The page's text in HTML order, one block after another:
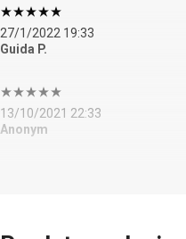
27/1/2022 19:33
Guida P.
13/10/2021 22:33
Anonym